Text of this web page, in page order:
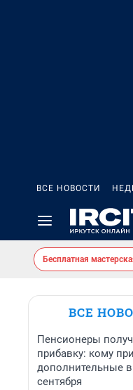
ВСЕ НОВОСТИ
Бесплатная
ВСЕ
Пенсионеры
прибавку: кому
дополнительные
сентября